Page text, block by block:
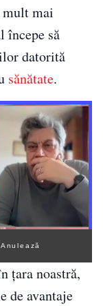
mult mai
începe să
datorită
sănătate.
Anulează
țara noastră,
de avantaje